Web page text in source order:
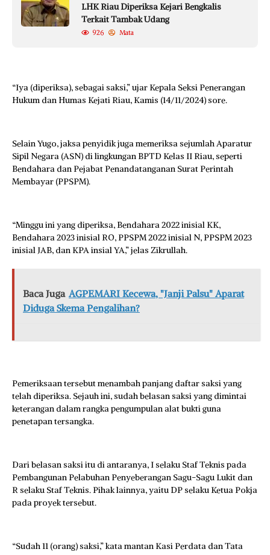
LHK Riau Diperiksa Kejari Bengkalis
Terkait Tambak Udang
926 Mata
“Iya (diperiksa), sebagai saksi,” ujar Kepala Seksi Penerangan
Hukum dan Humas Kejati Riau, Kamis (14/11/2024) sore.
Selain Yugo, jaksa penyidik juga memeriksa sejumlah Aparatur
Sipil Negara (ASN) di lingkungan BPTD Kelas II Riau, seperti
Bendahara dan Pejabat Penandatanganan Surat Perintah
Membayar (PPSPM).
“Minggu ini yang diperiksa, Bendahara 2022 inisial KK,
Bendahara 2023 inisial RO, PPSPM 2022 inisial N, PPSPM 2023
inisial JAB, dan KPA insial YA,” jelas Zikrullah.
Baca Juga AGPEMARI Kecewa, "Janji Palsu" Aparat
Diduga Skema Pengalihan?
Pemeriksaan tersebut menambah panjang daftar saksi yang
telah diperiksa. Sejauh ini, sudah belasan saksi yang dimintai
keterangan dalam rangka pengumpulan alat bukti guna
penetapan tersangka.
Dari belasan saksi itu di antaranya, I selaku Staf Teknis pada
Pembangunan Pelabuhan Penyeberangan Sagu-Sagu Lukit dan
R selaku Staf Teknis. Pihak lainnya, yaitu DP selaku Ketua Pokja
pada proyek tersebut.
“Sudah 11 (orang) saksi,” kata mantan Kasi Perdata dan Tata